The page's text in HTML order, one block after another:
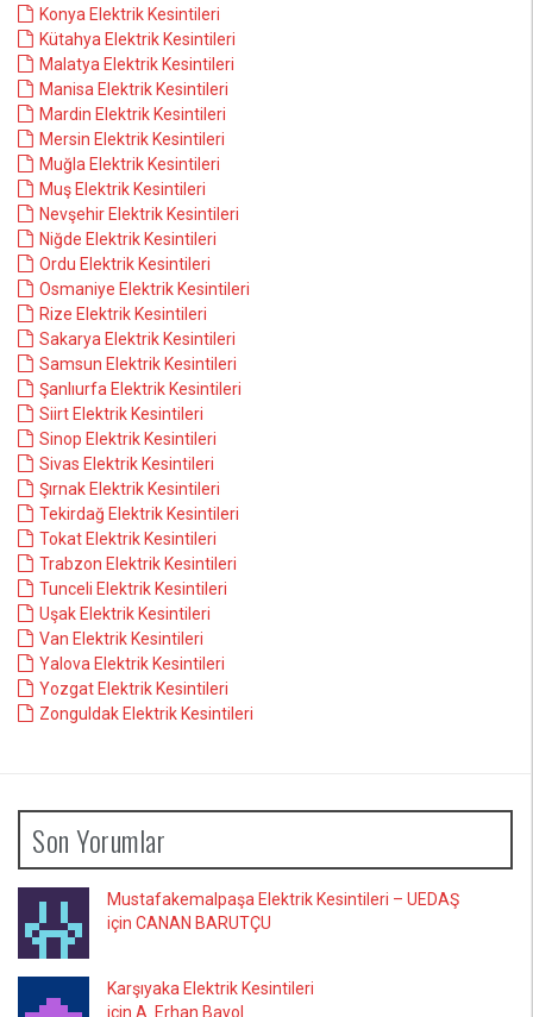
Konya Elektrik Kesintileri
Kütahya Elektrik Kesintileri
Malatya Elektrik Kesintileri
Manisa Elektrik Kesintileri
Mardin Elektrik Kesintileri
Mersin Elektrik Kesintileri
Muğla Elektrik Kesintileri
Muş Elektrik Kesintileri
Nevşehir Elektrik Kesintileri
Niğde Elektrik Kesintileri
Ordu Elektrik Kesintileri
Osmaniye Elektrik Kesintileri
Rize Elektrik Kesintileri
Sakarya Elektrik Kesintileri
Samsun Elektrik Kesintileri
Şanlıurfa Elektrik Kesintileri
Siirt Elektrik Kesintileri
Sinop Elektrik Kesintileri
Sivas Elektrik Kesintileri
Şırnak Elektrik Kesintileri
Tekirdağ Elektrik Kesintileri
Tokat Elektrik Kesintileri
Trabzon Elektrik Kesintileri
Tunceli Elektrik Kesintileri
Uşak Elektrik Kesintileri
Van Elektrik Kesintileri
Yalova Elektrik Kesintileri
Yozgat Elektrik Kesintileri
Zonguldak Elektrik Kesintileri
Son Yorumlar
Mustafakemalpaşa Elektrik Kesintileri – UEDAŞ
için CANAN BARUTÇU
Karşıyaka Elektrik Kesintileri
için A. Erhan Bayol